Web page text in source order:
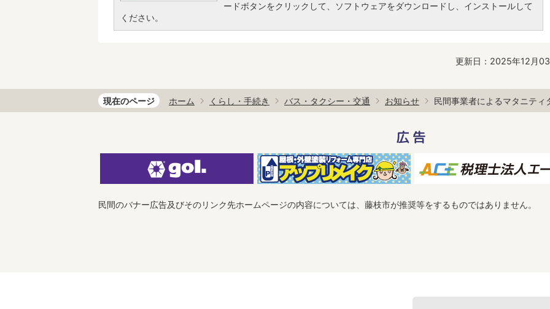
ードボタンをクリックして、ソフトウェアをダウンロードし、インストールして
ください。
更新日：2025年12月
現在のページ ホーム くらし・手続き バス・タクシー・交通 お知らせ 民間事業者によるマタニティ
広告
民間のバナー広告及びそのリンク先ホームページの内容については、藤枝市が推奨等をするものではありません。